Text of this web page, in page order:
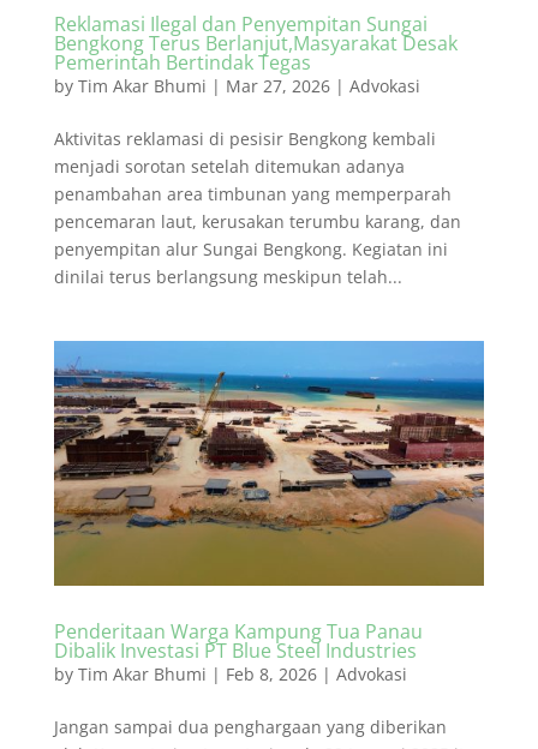
Reklamasi Ilegal dan Penyempitan Sungai
Bengkong Terus Berlanjut,Masyarakat Desak
Pemerintah Bertindak Tegas
by Tim Akar Bhumi | Mar 27, 2026| Advokasi
Aktivitas reklamasi di pesisir Bengkong kembali
menjadi sorotan setelah ditemukan adanya
penambahan area timbunan yang memperparah
pencemaran laut, kerusakan terumbu karang, dan
penyempitan alur Sungai Bengkong. Kegiatan ini
dinilai terus berlangsung meskipun telah...
Penderitaan Warga Kampung Tua Panau
Dibalik Investasi PT Blue Steel Industries
by Tim Akar Bhumi | Feb 8, 2026| Advokasi
Jangan sampai dua penghargaan yang diberikan